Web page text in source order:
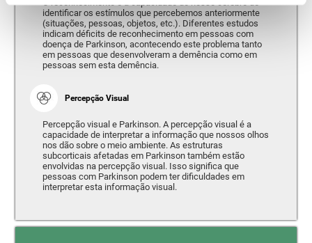
O reconhecimento é a capacidade do nosso cérebro de
identificar os estímulos que percebemos anteriormente
(situações, pessoas, objetos, etc.). Diferentes estudos
indicam déficits de reconhecimento em pessoas com
doença de Parkinson, acontecendo este problema tanto
em pessoas que desenvolveram a demência como em
pessoas sem esta demência.
Percepção Visual
Percepção visual e Parkinson. A percepção visual é a
capacidade de interpretar a informação que nossos olhos
nos dão sobre o meio ambiente. As estruturas
subcorticais afetadas em Parkinson também estão
envolvidas na percepção visual. Isso significa que
pessoas com Parkinson podem ter dificuldades em
interpretar esta informação visual.